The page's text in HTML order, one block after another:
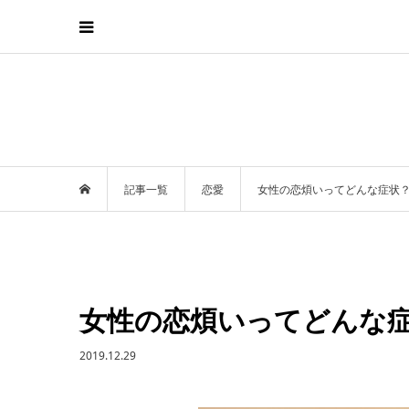
記事一覧 恋愛 女性の恋煩いってどんな症状
女性の恋煩いってどんな
2019.12.29